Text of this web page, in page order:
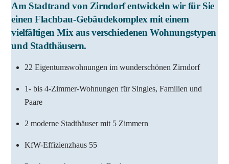
Am Stadtrand von Zirndorf entwickeln wir für Sie
einen Flachbau-Gebäudekomplex mit einem
vielfältigen Mix aus verschiedenen Wohnungstypen
und Stadthäusern.
22 Eigentumswohnungen im wunderschönen Zirndorf
1- bis 4-Zimmer-Wohnungen für Singles, Familien und
Paare
2 moderne Stadthäuser mit 5 Zimmern
KfW-Effizienzhaus 55